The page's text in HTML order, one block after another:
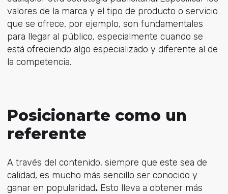
valores de la marca y el tipo de producto o servicio
que se ofrece, por ejemplo, son fundamentales
para llegar al público, especialmente cuando se
está ofreciendo algo especializado y diferente al de
la competencia.
Posicionarte como un
referente
A través del contenido, siempre que este sea de
calidad, es mucho más sencillo ser conocido y
ganar en popularidad.Esto lleva a obtener más